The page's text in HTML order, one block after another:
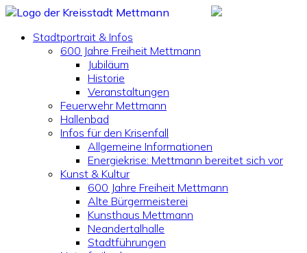
Stadtportrait & Infos
600 Jahre Freiheit Mettmann
Jubiläum
Historie
Veranstaltungen
Feuerwehr Mettmann
Hallenbad
Infos für den Krisenfall
Allgemeine Informationen
Energiekrise: Mettmann bereitet sich vor
Kunst & Kultur
600 Jahre Freiheit Mettmann
Alte Bürgermeisterei
Kunsthaus Mettmann
Neandertalhalle
Stadtführungen